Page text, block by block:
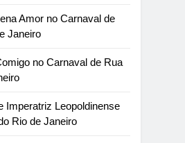
Amor no Carnaval de
Janeiro
no Carnaval de Rua
Imperatriz Leopoldinense
Rio de Janeiro